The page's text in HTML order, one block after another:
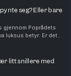
seg? Eller bare
gjennom Poprådets
luksus betyr: Er det
bare at noe er dyrt?
litt snillere med